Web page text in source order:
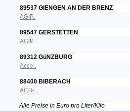
89537 GIENGEN AN DER BRENZ
AGIP..
89547 GERSTETTEN
AGIP..
89312 GüNZBURG
Acce..
88400 BIBERACH
ACB-..
Alle Preise in Euro pro Liter/Kilo